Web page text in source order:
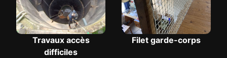
Travaux accès
difficiles
Filet garde-corps